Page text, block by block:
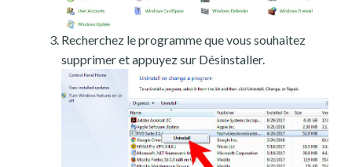
Recherchez le programme que vous souhaitez
supprimer et appuyez sur Désinstaller.